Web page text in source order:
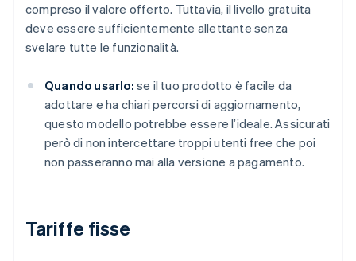
compreso il valore offerto. Tuttavia, il livello gratuita
deve essere sufficientemente allettante senza
svelare tutte le funzionalità.
Quando usarlo: se il tuo prodotto è facile da
adottare e ha chiari percorsi di aggiornamento,
questo modello potrebbe essere l’ideale. Assicurati
però di non intercettare troppi utenti free che poi
non passeranno mai alla versione a pagamento.
Tariffe fisse